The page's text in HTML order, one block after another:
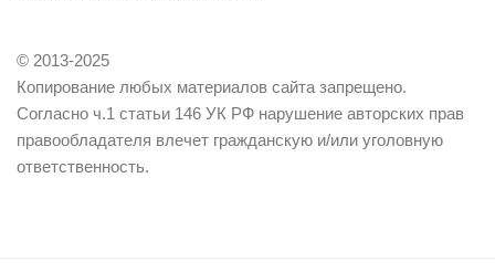
© 2013-2025
Копирование любых материалов сайта запрещено.
Согласно ч.1 статьи 146 УК РФ нарушение авторских прав
правообладателя влечет гражданскую и/или уголовную
ответственность.